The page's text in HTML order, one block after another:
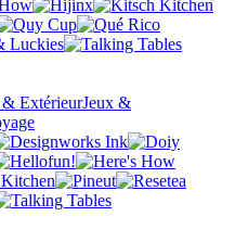
& ExtérieurJeux &